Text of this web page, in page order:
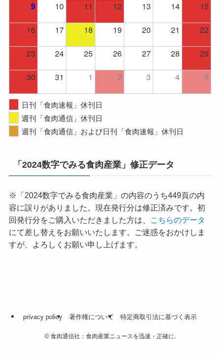
9 10 11 12 13 14
15
16
17 18 19 20 21
22
23
24 25 26 27 28
29
30
31 1 2 3 4 5
日刊「食肉速報」休刊日
週刊「食肉通信」休刊日
週刊「食肉通信」および日刊「食肉速報」休刊日
「2024数字でみる食肉産業」修正データ
※「2024数字でみる食肉産業」の内容のうち449頁の内
容に誤りがありました。現在発行分は修正済みです。初
回発行分をご購入いただきました方は、
こちらのデータ
にて差し替えをお願いいたします。ご迷惑をおかけしま
すが、よろしくお願い申し上げます。
privacy policy 著作権について 特定商取引法に基づく表示
©食肉通信社：食肉産業ニュースを迅速・正確に.